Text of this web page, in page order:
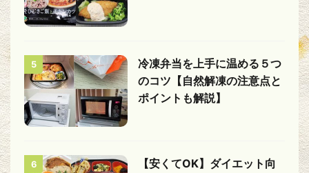
5
冷凍弁当を上手に温める５つ
のコツ【自然解凍の注意点と
ポイントも解説】
6
【安くてOK】ダイエット向